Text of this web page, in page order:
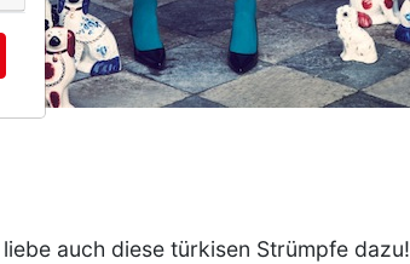
auch diese türkisen Strümpfe dazu!